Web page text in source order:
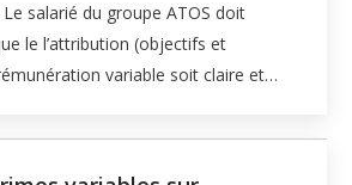
salarié du groupe ATOS doit
le l’attribution (objectifs et
variable soit claire et…